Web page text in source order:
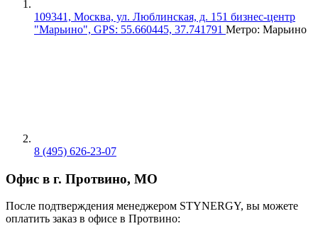
109341, Москва, ул. Люблинская, д. 151 бизнес-центр
"Марьино", GPS: 55.660445, 37.741791 Метро: Марьино
8 (495) 626-23-07
Офис в г. Протвино, МО
После подтверждения менеджером STYNERGY, вы можете
оплатить заказ в офисе в Протвино: